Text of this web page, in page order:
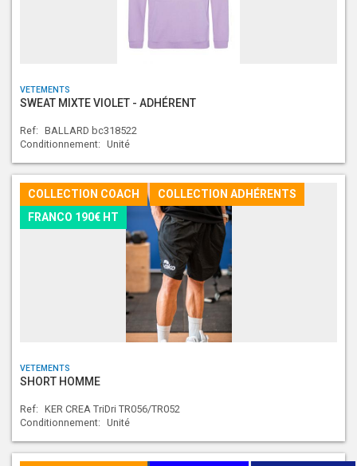
VETEMENTS
SWEAT MIXTE VIOLET - ADHÉRENT
Ref: BALLARD bc318522
Conditionnement: Unité
COLLECTION COACH
COLLECTION ADHÉRENTS
FRANCO 190€ HT
VETEMENTS
SHORT HOMME
Ref: KER CREA TriDri TR056/TR052
Conditionnement: Unité